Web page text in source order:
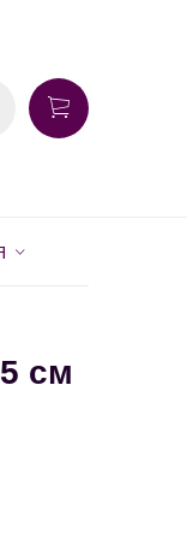
см